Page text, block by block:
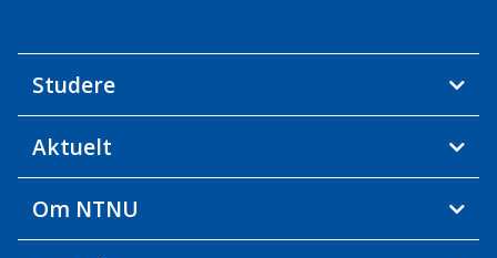
Studere
Aktuelt
Om NTNU